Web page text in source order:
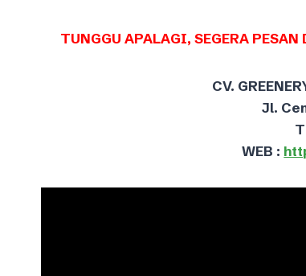
TUNGGU APALAGI, SEGERA
CV.
Jl.
WEB :